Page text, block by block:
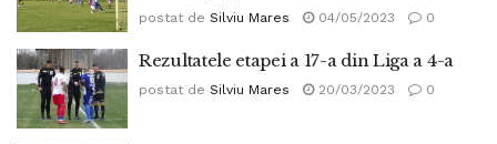
postat de Silviu Mares 04/05/2023 0
Rezultatele etapei a 17-a din Liga a 4-a
postat de Silviu Mares 20/03/2023 0